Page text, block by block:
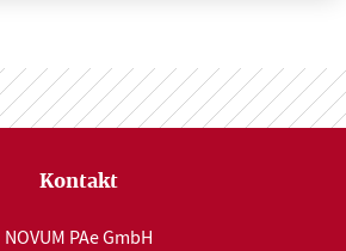
Kontakt
NOVUM PAe GmbH